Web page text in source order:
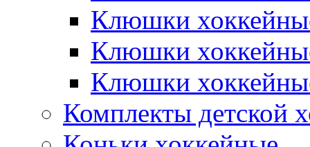
Клюшки
Клюшки
Клюшки
Комплекты детской